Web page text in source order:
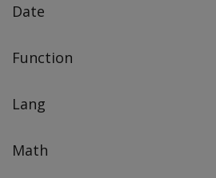
Date
Function
Lang
Math